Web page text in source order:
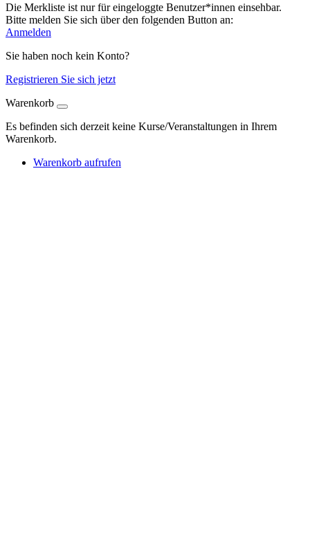
Die Merkliste ist nur für eingeloggte Benutzer*innen einsehbar.
Bitte melden Sie sich über den folgenden Button an:
Anmelden
Sie haben noch kein Konto?
Registrieren Sie sich jetzt
Warenkorb
Es befinden sich derzeit keine Kurse/Veranstaltungen in Ihrem
Warenkorb.
Warenkorb aufrufen